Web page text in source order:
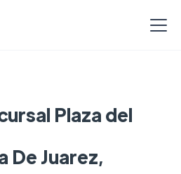
Plaza del
De Juarez,